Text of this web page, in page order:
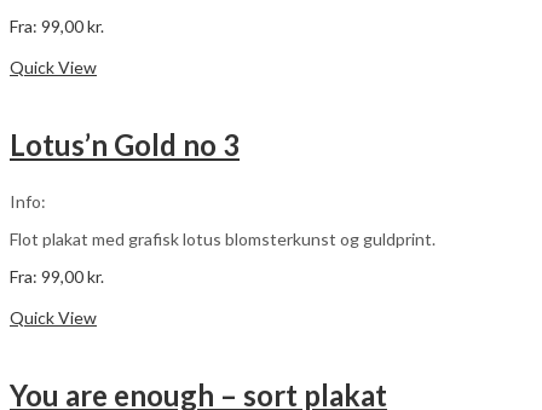
Fra: 99,00kr.
Mulighederne
varesiden
Quick View
Lotus’n Gold no 3
Info:
Flot plakat med grafisk lotus blomsterkunst og guldprint.
Fra: 99,00kr.
Mulighederne
Quick View
You are enough – sort plakat